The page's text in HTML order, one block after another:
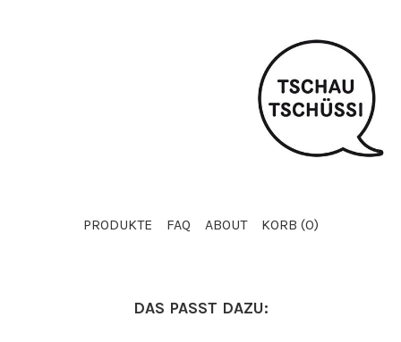
PRODUKTE FAQ ABOUT KORB (0)
DAS PASST DAZU: